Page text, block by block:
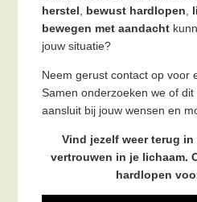
herstel
bewust hardlopen
bewegen met aandacht
jouw situatie?
Neem gerust contact op voor
Samen onderzoeken we of
aansluit bij jouw wensen en
Vind jezelf weer terug
vertrouwen in je lichaam.
hardlopen